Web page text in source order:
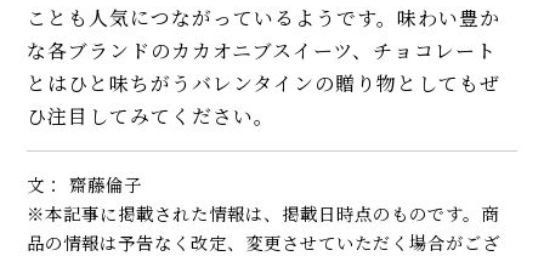
ことも人気につながっているようです。味わい豊か
な各ブランドのカカオニブスイーツ、チョコレート
とはひと味ちがうバレンタインの贈り物としてもぜ
ひ注目してみてください。
文： 齋藤倫子
※本記事に掲載された情報は、掲載日時点のものです。商
品の情報は予告なく改定、変更させていただく場合がござ